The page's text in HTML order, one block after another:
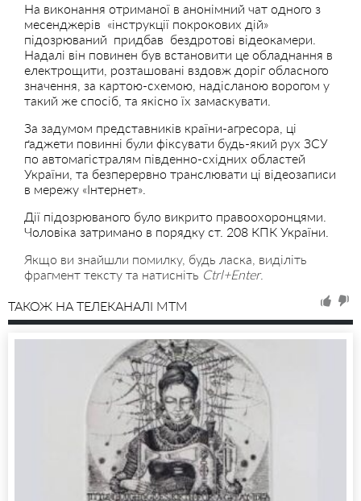
На виконання отриманої в анонімний чат одного з
месенджерів «інструкції покрокових дій»
підозрюваний придбав бездротові відеокамери.
Надалі він повинен був встановити це обладнання в
електрощити, розташовані вздовж доріг обласного
значення, за картою-схемою, надісланою ворогом у
такий же спосіб, та якісно їх замаскувати.
За задумом представників країни-агресора, ці
ґаджети повинні були фіксувати будь-який рух ЗСУ
по автомагістралям південно-східних областей
України, та безперервно транслювати ці відеозаписи
в мережу «Інтернет».
Дії підозрюваного було викрито правоохоронцями.
Чоловіка затримано в порядку ст. 208 КПК України.
Якщо ви знайшли помилку, будь ласка, виділіть
фрагмент тексту та натисніть Ctrl+Enter.
ТАКОЖ НА ТЕЛЕКАНАЛІ MTM